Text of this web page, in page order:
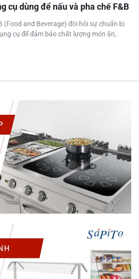
cụ dùng để nấu và pha chế F&B
(Food and Beverage) đòi hỏi sự chuẩn bị
cụ để đảm bảo chất lượng món ăn,